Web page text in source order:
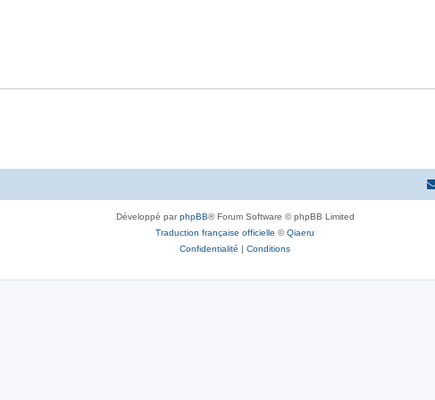
s
Développé parphpBB® Forum Software © phpBB Limited
Traduction française officielle ©Qiaeru
Confidentialité | Conditions